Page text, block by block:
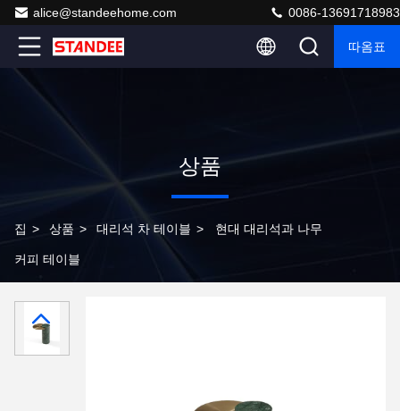
alice@standeehome.com 0086-13691718983
따옴표
상품
집 > 상품 > 대리석 차 테이블 > 현대 대리석과 나무
커피 테이블